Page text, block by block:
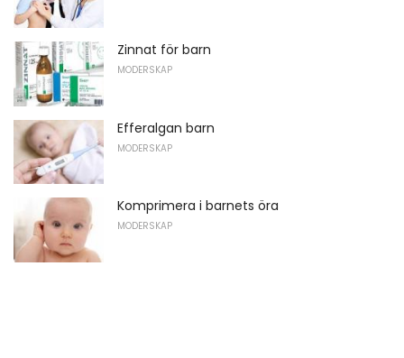
Zinnat för barn
MODERSKAP
Efferalgan barn
MODERSKAP
Komprimera i barnets öra
MODERSKAP